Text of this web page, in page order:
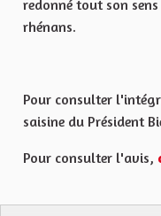
redonné tout son
rhénans.
Pour consulter
saisine du Président
Pour consulter l'avis,